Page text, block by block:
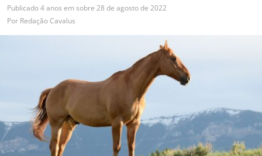
Publicado4 anos em sobre 28 de agosto de 2022
Por Redação Cavalus